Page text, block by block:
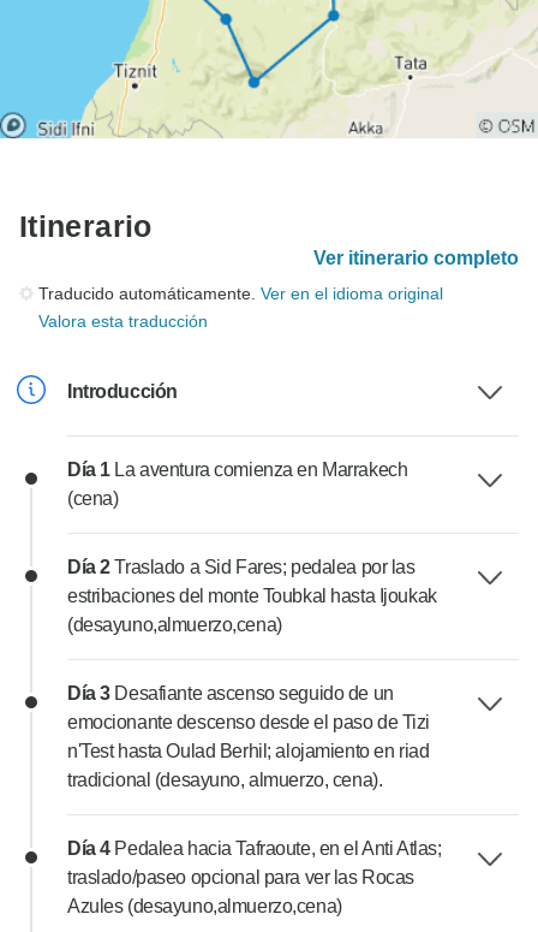
Itinerario
Ver itinerario completo
Traducido automáticamente. Ver en el idioma original
Valora esta traducción
Introducción
Día 1 La aventura comienza en Marrakech
(cena)
Día 2Traslado a Sid Fares; pedalea por las
estribaciones del monte Toubkal hasta Ijoukak
(desayuno,almuerzo,cena)
Día 3 Desafiante ascenso seguido de un
emocionante descenso desde el paso de Tizi
n'Test hasta Oulad Berhil; alojamiento en riad
tradicional (desayuno, almuerzo, cena).
Día 4 Pedalea hacia Tafraoute, en el Anti Atlas;
traslado/paseo opcional para ver las Rocas
Azules (desayuno,almuerzo,cena)